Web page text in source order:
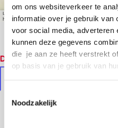
om ons websiteverkeer te
informatie over je gebruik van
voor social media, adverteren
kunnen deze gegevens
die je aan ze heeft verstrekt
op basis van je gebruik van
Noodzakelijk
Leaflet
hosted by OpenStreetMap France
Dit vind je vast ook leuk
Soortgelijke locaties